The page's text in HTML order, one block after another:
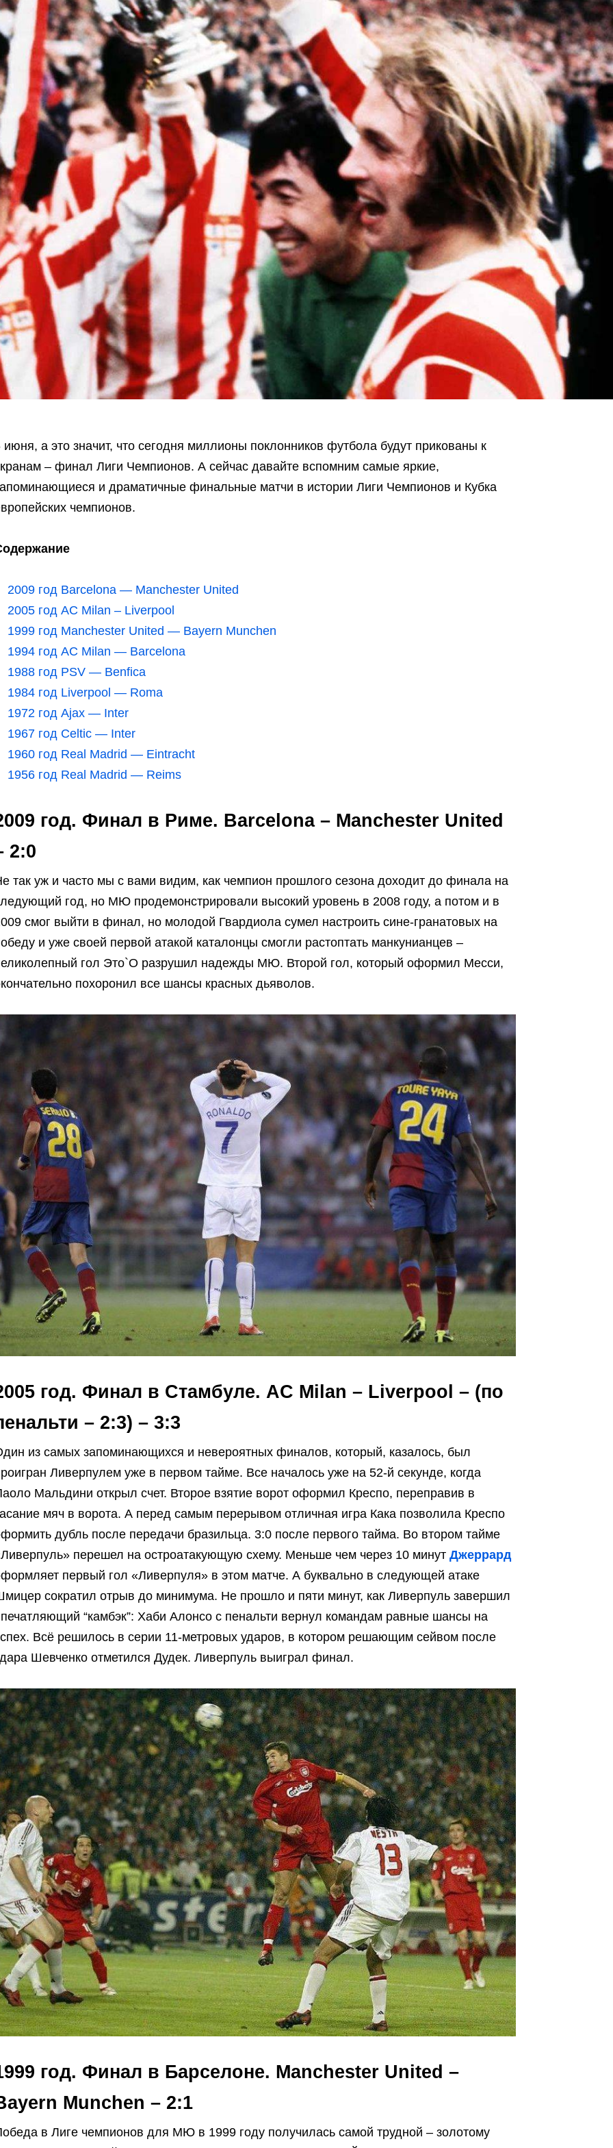
июня, а это значит, что сегодня миллионы поклонников футбола будут прикованы к
– финал Лиги Чемпионов. А сейчас давайте вспомним самые яркие,
и драматичные финальные матчи в истории Лиги Чемпионов и Кубка
чемпионов.
2009 год Barcelona — Manchester United
2005 год AC Milan – Liverpool
1999 год Manchester United — Bayern Munchen
1994 год AC Milan — Barcelona
1988 год PSV — Benfica
1984 год Liverpool — Roma
1972 год Ajax — Inter
1967 год Celtic — Inter
1960 год Real Madrid — Eintracht
1956 год Real Madrid — Reims
год. Финал в Риме. Barcelona – Manchester United
2:0
так уж и часто мы с вами видим, как чемпион прошлого сезона доходит до финала на
год, но МЮ продемонстрировали высокий уровень в 2008 году, а потом и в
смог выйти в финал, но молодой Гвардиола сумел настроить сине-гранатовых на
и уже своей первой атакой каталонцы смогли растоптать манкунианцев –
гол Это`О разрушил надежды МЮ. Второй гол, который оформил Месси,
похоронил все шансы красных дьяволов.
год. Финал в Стамбуле. AC Milan – Liverpool – (по
– 2:3) – 3:3
из самых запоминающихся и невероятных финалов, который, казалось, был
Ливерпулем уже в первом тайме. Все началось уже на 52-й секунде, когда
Мальдини открыл счет. Второе взятие ворот оформил Креспо, переправив в
мяч в ворота. А перед самым перерывом отличная игра Кака позволила Креспо
дубль после передачи бразильца. 3:0 после первого тайма. Во втором тайме
перешел на остроатакующую схему. Меньше чем через 10 минут Джеррард
первый гол «Ливерпуля» в этом матче. А буквально в следующей атаке
сократил отрыв до минимума. Не прошло и пяти минут, как Ливерпуль завершил
“камбэк”: Хаби Алонсо с пенальти вернул командам равные шансы на
Всё решилось в серии 11-метровых ударов, в котором решающим сейвом после
Шевченко отметился Дудек. Ливерпуль выиграл финал.
год. Финал в Барселоне. Manchester United –
Munchen – 2:1
в Лиге чемпионов для МЮ в 1999 году получилась самой трудной – золотому